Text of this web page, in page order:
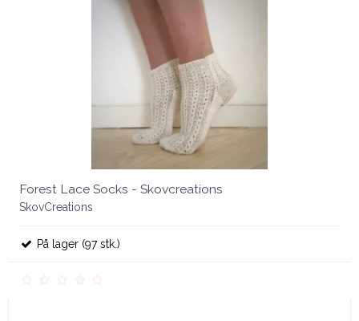
Forest Lace Socks - Skovcreations
SkovCreations
På lager (97 stk.)